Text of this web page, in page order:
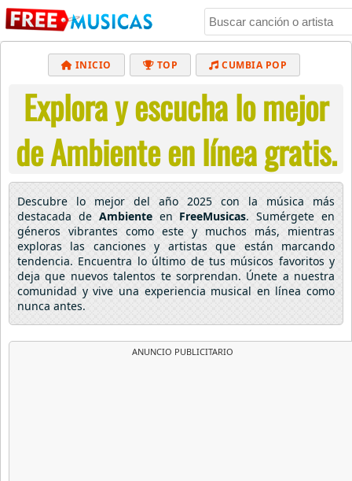
INICIO TOP CUMBIA POP
BACHATA MUSICA CRISTIANA
REGGAETON BALADAS ALTERNATIVO
ELECTRÓNICA CUMBIAS
Explora y escucha lo mejor
de Ambiente en línea gratis.
Descubre lo mejor del año 2025 con la música más
destacada de Ambienteen FreeMusicas. Sumérgete en
géneros vibrantes como este y muchos más, mientras
exploras las canciones y artistas que están marcando
tendencia. Encuentra lo último de tus músicos favoritos y
deja que nuevos talentos te sorprendan. Únete a nuestra
comunidad y vive una experiencia musical en línea como
nunca antes.
ANUNCIO PUBLICITARIO